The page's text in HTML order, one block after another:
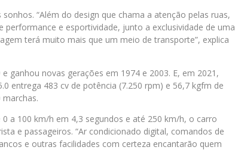
“Além do design que chama a atenção pelas ruas,
e esportividade, junto a exclusividade de uma
terá muito mais que um meio de transporte”, explica
ganhou novas gerações em 1974 e 2003. E, em 2021,
entrega 483 cv de potência (7.250 rpm) e 56,7 kgfm de
a 100 km/h em 4,3 segundos e até 250 km/h, o carro
e passageiros. “Ar condicionado digital, comandos de
e outras facilidades com certeza encantarão quem